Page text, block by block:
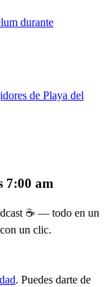
durante
de Playa del
7:00 am
☕ — todo en un
un clic.
. Puedes darte de